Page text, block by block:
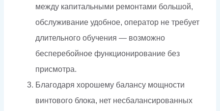
между капитальными ремонтами большой,
обслуживание удобное, оператор не требует
длительного обучения — возможно
бесперебойное функционирование без
присмотра.
Благодаря хорошему балансу мощности
винтового блока, нет несбалансированных